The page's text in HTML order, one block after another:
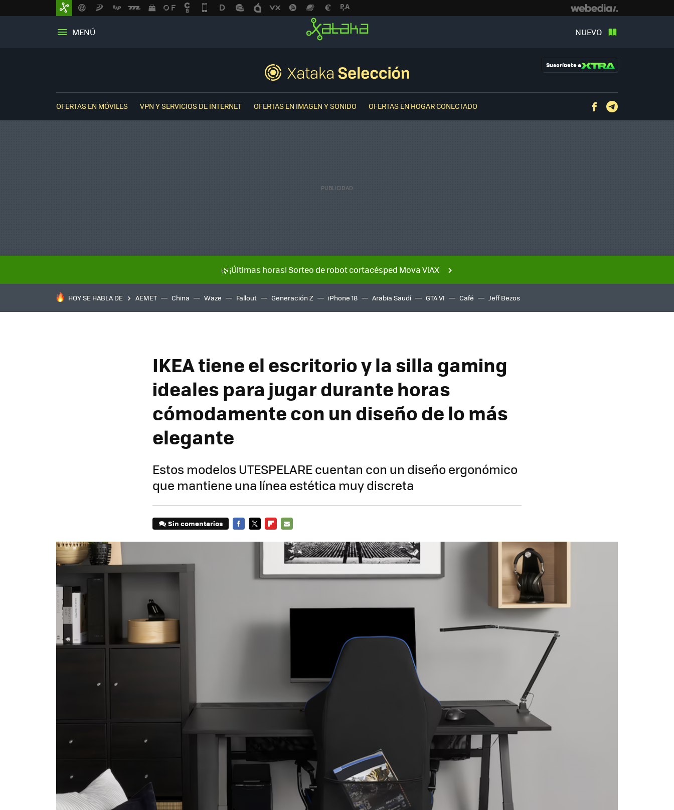
MENÚ NUEVO
Suscríbete a
OFERTAS EN MÓVILES VPN Y SERVICIOS DE INTERNET OFERTAS EN IMAGEN Y SONIDO OFERTAS EN HOGAR CONECTADO Facebook
🌿¡Últimas horas! Sorteo de robot cortacésped Mova ViAX
HOY SE HABLA DE AEMET China Waze Fallout Generación Z iPhone 18 Arabia Saudí GTA VI Café Jeff Bezos
IKEA tiene el escritorio y la silla gaming
ideales para jugar durante horas
cómodamente con un diseño de lo más
elegante
Estos modelos UTESPELARE cuentan con un diseño ergonómico
que mantiene una línea estética muy discreta
Sin comentarios
MAIL